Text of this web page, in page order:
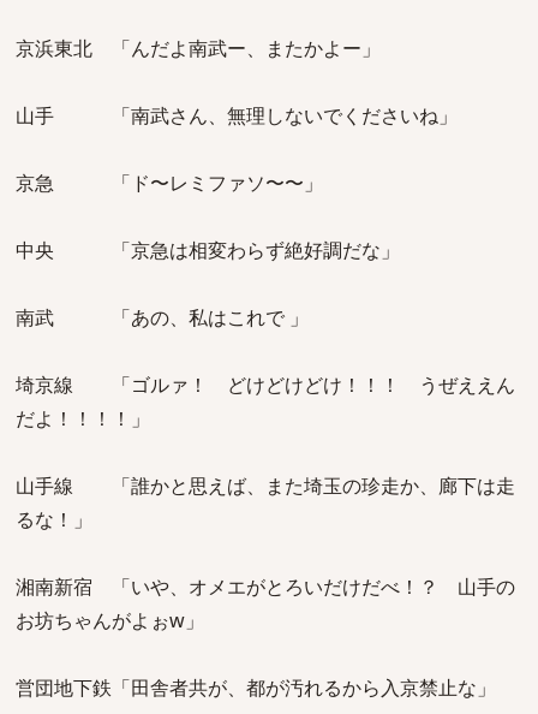
京浜東北 「んだよ南武ー、またかよー」
山手 「南武さん、無理しないでくださいね」
京急 「ド〜レミファソ〜〜」
中央 「京急は相変わらず絶好調だな」
南武 「あの、私はこれで 」
埼京線 「ゴルァ！ どけどけどけ！！！ うぜええん
だよ！！！！」
山手線 「誰かと思えば、また埼玉の珍走か、廊下は走
るな！」
湘南新宿 「いや、オメエがとろいだけだべ！？ 山手の
お坊ちゃんがよぉw」
営団地下鉄「田舎者共が、都が汚れるから入京禁止な」